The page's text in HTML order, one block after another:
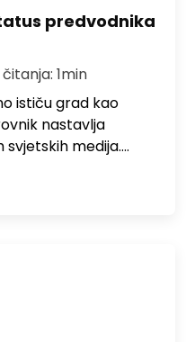
predvodnika
1min
ističu grad kao
nastavlja
medija.…